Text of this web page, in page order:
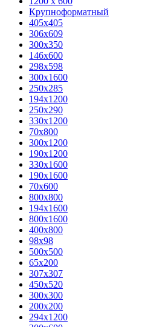
Крупноформатный
405x405
306x609
300x350
146x600
298x598
300x1600
250x285
194x1200
250x290
330x1200
70x800
300x1200
190x1200
330x1600
190x1600
70x600
800x800
194x1600
800x1600
400х800
98x98
500x500
65x200
307x307
450x520
300x300
200x200
294x1200